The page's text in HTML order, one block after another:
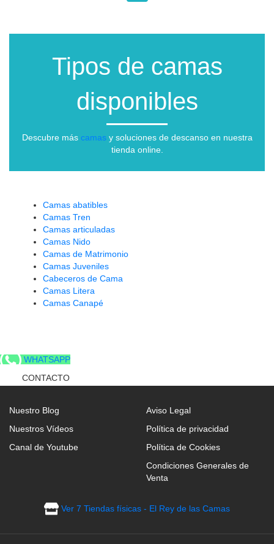
Tipos de camas
disponibles
Descubre más camas y soluciones de descanso en nuestra
tienda online.
Camas abatibles
Camas Tren
Camas articuladas
Camas Nido
Camas de Matrimonio
Camas Juveniles
Cabeceros de Cama
Camas Litera
Camas Canapé
WHATSAPP
CONTACTO
Nuestro Blog
Nuestros Vídeos
Canal de Youtube
Aviso Legal
Política de privacidad
Política de Cookies
Condiciones Generales de
Venta
Ver 7 Tiendas físicas - El Rey de las Camas